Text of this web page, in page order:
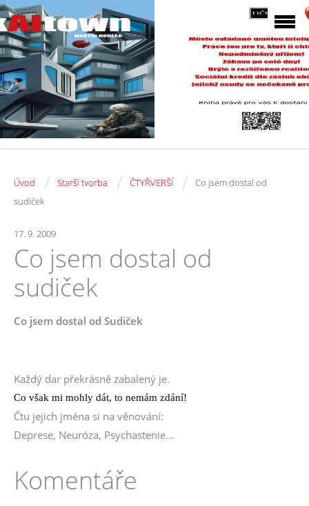
Úvod / Starší tvorba / ČTYŘVERŠÍ /
Co jsem dostal od
sudiček
17. 9. 2009
Co jsem dostal od
sudiček
Co jsem dostal od Sudiček
Každý dar překrásně zabalený je.
Co však mi mohly dát, to nemám zdání!
Čtu jejich jména si na věnování:
Deprese, Neuróza, Psychastenie…
Komentáře